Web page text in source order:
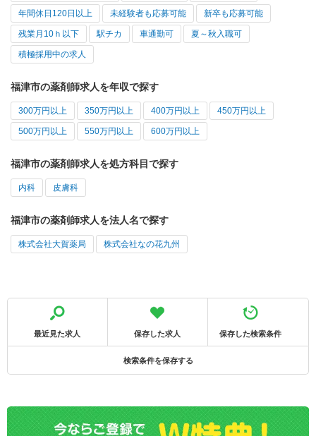
年間休日120日以上 未経験者も応募可能 新卒も応募可能
残業月10ｈ以下 駅チカ 車通勤可 夏～秋入職可
積極採用中の求人
福津市の薬剤師求人を年収で探す
300万円以上 350万円以上 400万円以上 450万円以上
500万円以上 550万円以上 600万円以上
福津市の薬剤師求人を処方科目で探す
内科 皮膚科
福津市の薬剤師求人を法人名で探す
株式会社大賀薬局 株式会社なの花九州
最近見た求人 保存した求人 保存した検索条件
検索条件を保存する